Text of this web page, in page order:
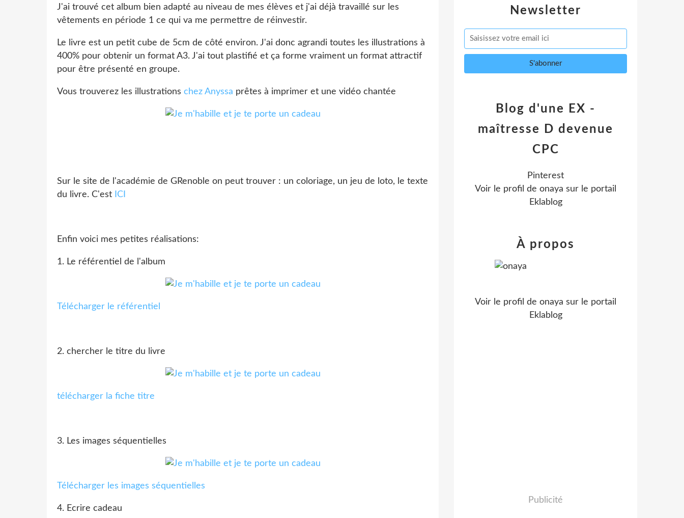
J'ai trouvé cet album bien adapté au niveau de mes élèves et j'ai déjà travaillé sur les
vêtements en période 1 ce qui va me permettre de réinvestir.
Le livre est un petit cube de 5cm de côté environ. J'ai donc agrandi toutes les illustrations à
400% pour obtenir un format A3. J'ai tout plastifié et ça forme vraiment un format attractif
pour être présenté en groupe.
Vous trouverez les illustrations chez Anyssa prêtes à imprimer et une vidéo chantée
Sur le site de l'académie de GRenoble on peut trouver : un coloriage, un jeu de loto, le texte
du livre. C'est
ICI
Enfin voici mes petites réalisations:
1. Le référentiel de l'album
Télécharger le référentiel
2. chercher le titre du livre
télécharger la fiche titre
3. Les images séquentielles
Télécharger les images séquentielles
4. Ecrire cadeau
Newsletter
Blog d'une EX -
maîtresse D devenue
CPC
Pinterest
Voir le profil de onaya sur le portail
Eklablog
À propos
Voir le profil de onaya sur le portail
Eklablog
Publicité